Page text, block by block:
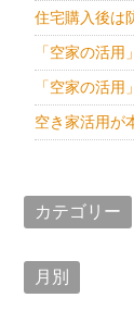
住宅購入後は
「空家の活用
「空家の活用
空き家活用が
カテゴリー
月別